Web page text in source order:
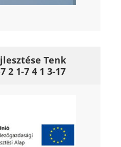
Tenk
2 1-7 4 1 3-17